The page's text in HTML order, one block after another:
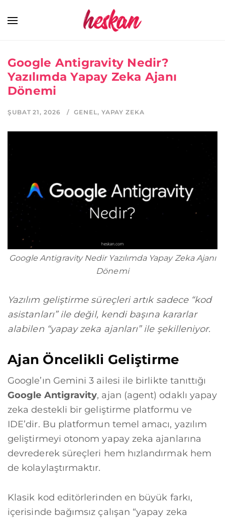
Google Antigravity Nedir?
Yazılımda Yapay Zeka Ajanı
Dönemi
ŞUBAT 21, 2026 GENEL, YAPAY ZEKA
Google Antigravity Nedir Yazılımda Yapay Zeka Ajanı
Dönemi
Yazılım geliştirme süreçleri artık sadece “kod
asistanları” ile değil, kendi başına kararlar
alabilen “yapay zeka ajanları” ile şekilleniyor.
Ajan Öncelikli Geliştirme
Google’ın Gemini 3 ailesi ile birlikte tanıttığı
Google Antigravity, ajan (agent) odaklı yapay
zeka destekli bir geliştirme platformu ve
IDE’dir. Bu platformun temel amacı, yazılım
geliştirmeyi otonom yapay zeka ajanlarına
devrederek süreçleri hem hızlandırmak hem
de kolaylaştırmaktır.
Klasik kod editörlerinden en büyük farkı,
içerisinde bağımsız çalışan “yapay zeka